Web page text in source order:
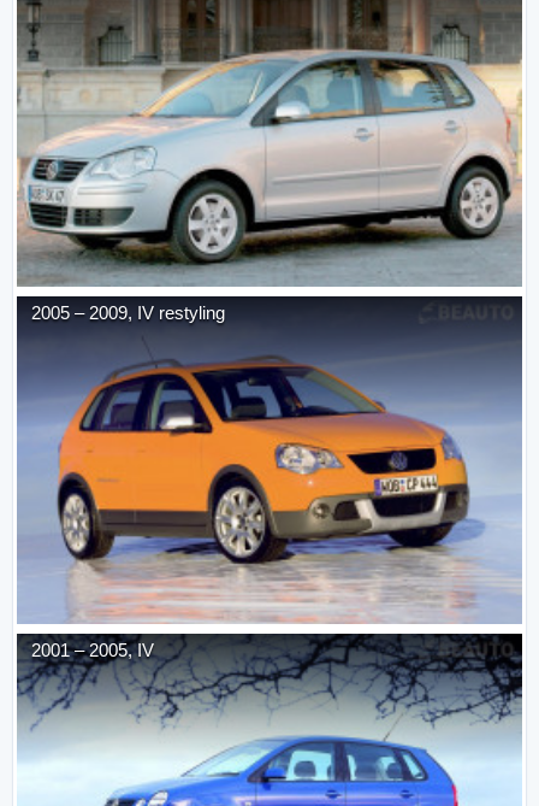
2005 – 2009, IV restyling
2001–2005,IV